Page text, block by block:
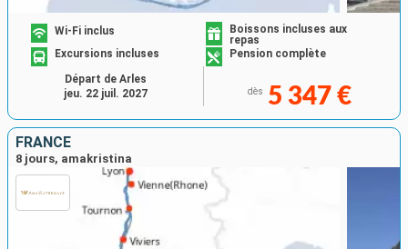
Wi-Fi inclus
Boissons incluses aux
repas
Excursions incluses
Pension complète
dès 5 347 €
Départ de Arles
jeu. 22 juil. 2027
FRANCE
8 jours, amakristina